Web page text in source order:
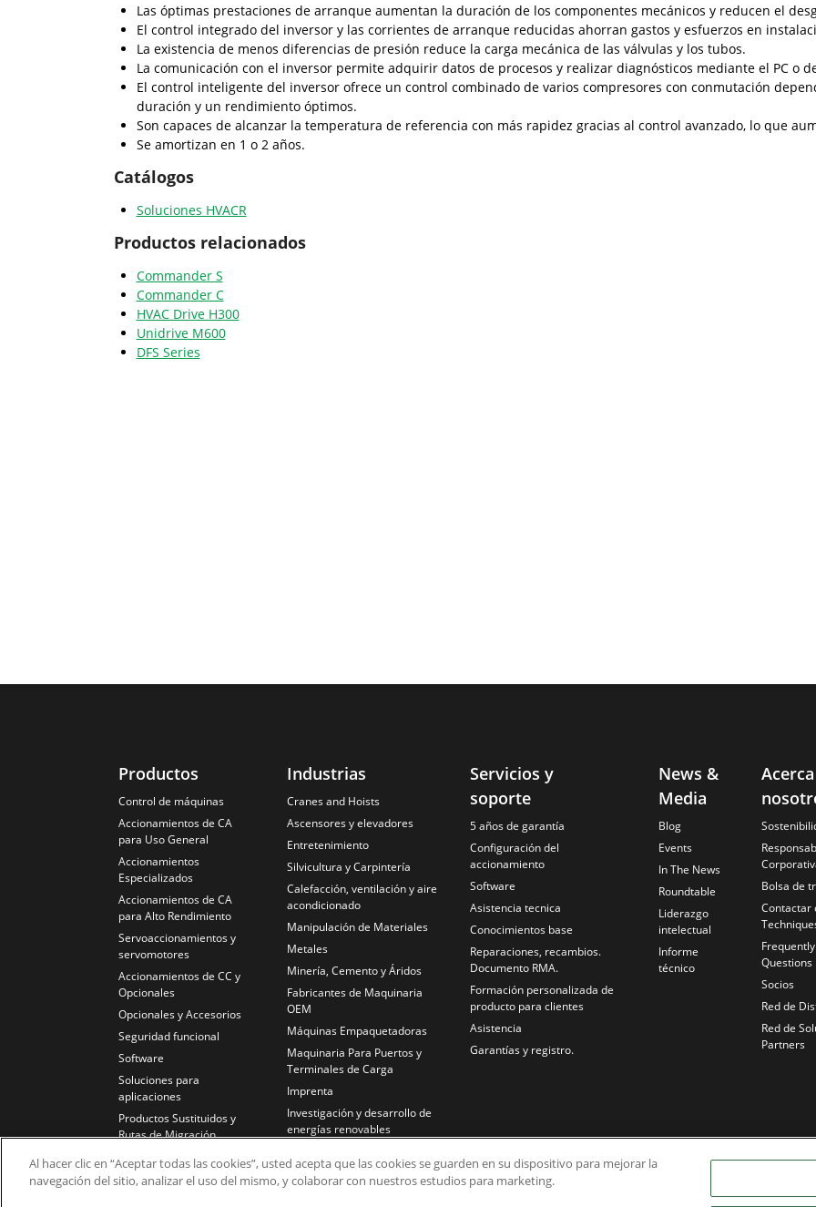
Las óptimas prestaciones de arranque aumentan la duración de los componentes mecánicos y reducen el
El control integrado del inversor y las corrientes de arranque reducidas ahorran gastos y esfuerzos en
La existencia de menos diferencias de presión reduce la carga mecánica de las válvulas y los tubos.
La comunicación con el inversor permite adquirir datos de procesos y realizar diagnósticos mediante el PC o
El control inteligente del inversor ofrece un control combinado de varios compresores con conmutación
duración y un rendimiento óptimos.
Son capaces de alcanzar la temperatura de referencia con más rapidez gracias al control avanzado, lo que
Se amortizan en 1 o 2 años.
Catálogos
Soluciones HVACR
Productos relacionados
Commander S
Commander C
HVAC Drive H300
Unidrive M600
DFS Series
Productos
Control de máquinas
Accionamientos de CA
para Uso General
Accionamientos
Especializados
Accionamientos de CA
para Alto Rendimiento
Servoaccionamientos y
servomotores
Accionamientos de CC y
Opcionales
Opcionales y Accesorios
Seguridad funcional
Software
Soluciones para
aplicaciones
Productos Sustituidos y
Rutas de Migración
Industrias
Cranes and Hoists
Ascensores y elevadores
Entretenimiento
Silvicultura y Carpintería
Calefacción, ventilación y aire
acondicionado
Manipulación de Materiales
Metales
Minería, Cemento y Áridos
Fabricantes de Maquinaria
OEM
Máquinas Empaquetadoras
Maquinaria Para Puertos y
Terminales de Carga
Imprenta
Investigación y desarrollo de
energías renovables
Bancos de Ensayos
Servicios y
soporte
5 años de garantía
Configuración del
accionamiento
Software
Asistencia tecnica
Conocimientos base
Reparaciones, recambios.
Documento RMA.
Formación personalizada de
producto para clientes
Asistencia
Garantías y registro.
News &
Media
Blog
Events
In The News
Roundtable
Liderazgo
intelectual
Informe
técnico
Bolsa de
Contactar
Questions
Socios
Red de
Red de
Partners
Al hacer clic en “Aceptar todas las cookies”, usted acepta que las cookies se guarden en su dispositivo para mejorar la
navegación del sitio, analizar el uso del mismo, y colaborar con nuestros estudios para marketing.